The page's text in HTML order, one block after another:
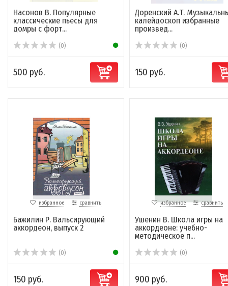
Насонов В. Популярные
классические пьесы для
домры с форт...
(0)
500 руб.
Доренский А.Т.
калейдоскоп избранные
произвед...
(0)
150 руб.
избранное сравнить
Бажилин Р. Вальсирующий
аккордеон, выпуск 2
(0)
150 руб.
избранное сравнить
Ушенин В. Школа игры на
аккордеоне: учебно-
методическое п...
(0)
900 руб.